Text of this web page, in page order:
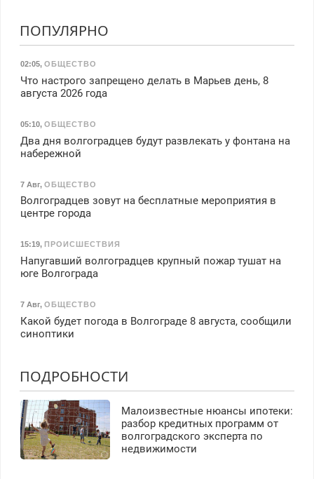
ПОПУЛЯРНО
02:05, ОБЩЕСТВО
Что настрого запрещено делать в Марьев день, 8
августа 2026 года
05:10, ОБЩЕСТВО
Два дня волгоградцев будут развлекать у фонтана на
набережной
7 Авг, ОБЩЕСТВО
Волгоградцев зовут на бесплатные мероприятия в
центре города
15:19, ПРОИСШЕСТВИЯ
Напугавший волгоградцев крупный пожар тушат на
юге Волгограда
7 Авг, ОБЩЕСТВО
Какой будет погода в Волгограде 8 августа, сообщили
синоптики
ПОДРОБНОСТИ
Малоизвестные нюансы ипотеки:
разбор кредитных программ от
волгоградского эксперта по
недвижимости